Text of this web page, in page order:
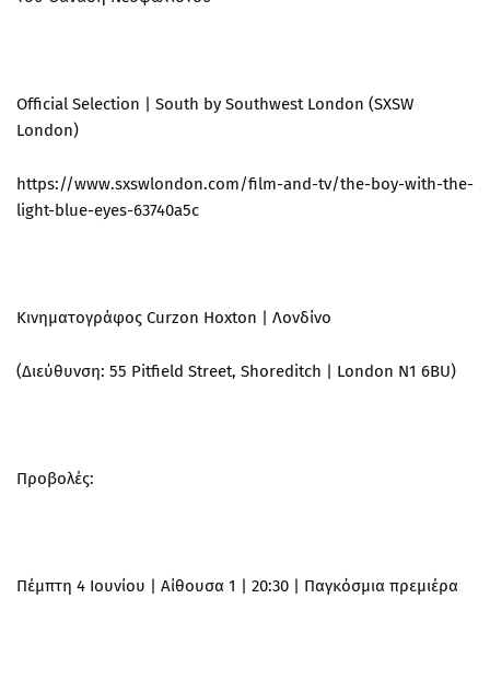
Official Selection | South by Southwest London (SXSW
London)
https://www.sxswlondon.com/film-and-tv/the-boy-with-the-
light-blue-eyes-63740a5c
Κινηματογράφος Curzon Hoxton | Λονδίνο
(Διεύθυνση: 55 Pitfield Street, Shoreditch | London N1 6BU)
Προβολές:
Πέμπτη 4 Ιουνίου | Αίθουσα 1 | 20:30 | Παγκόσμια πρεμιέρα